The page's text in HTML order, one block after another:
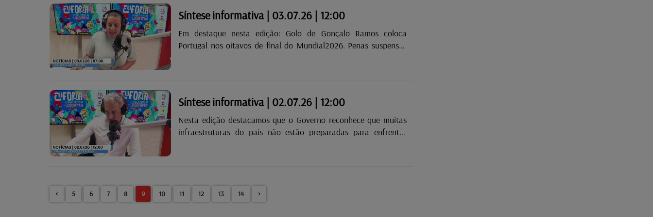
Síntese informativa | 03.07.26 | 12:00
Em destaque nesta edição: Golo de Gonçalo Ramos coloca
Portugal nos oitavos de final do Mundial2026. Penas suspensas
Síntese informativa | 02.07.26 | 12:00
Nesta edição destacamos que o Governo reconhece que muitas
infraestruturas do país não estão preparadas para enfrentar
< 5 6 7 8 9 10 11 12 13 14 >